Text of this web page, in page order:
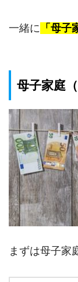
一緒に 「母子
母子家庭
まずは母子家